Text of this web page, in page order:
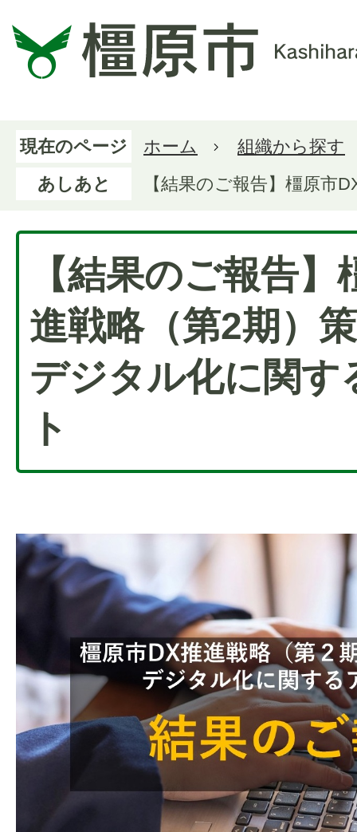
現在のページ ホーム
組織から探す
あしあと
【結果のご報告】橿原市
【結果のご報告
進戦略（第2期）
デジタル化に関す
ト